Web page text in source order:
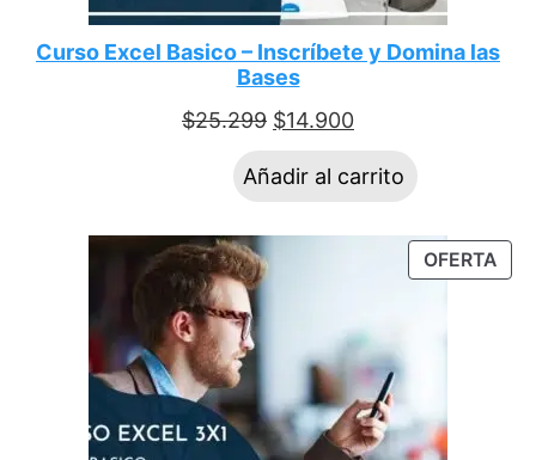
Curso Excel Basico – Inscríbete y Domina las
Bases
$25.299 $14.900
Añadir al carrito
OFERTA